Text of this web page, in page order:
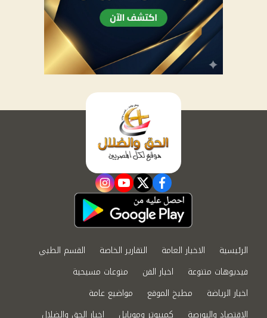
facebook
twitter
youtube
instagram
الرئيسية الاخبار العامة التقارير الخاصة
القسم الطبي
فيديوهات متنوعة
اخبار الفن
منوعات مسيحية
اخبار الرياضة
مطبخ الموقع
مواضيع عامة
الاقتصاد والبورصة
كمبيوتر وموبايل اخبار الحق والضلال